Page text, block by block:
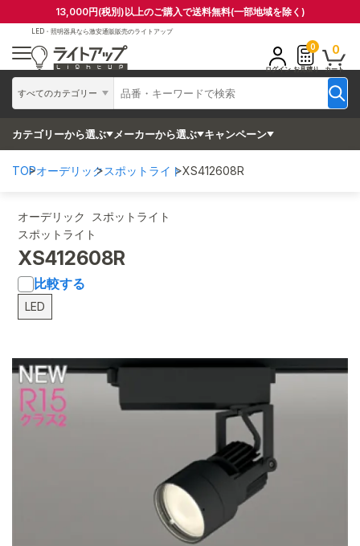
13,000円(税別)以上のご購入で送料無料(一部地域を除く)
LED・照明器具なら激安通販販売のライトアップ
すべてのカテゴリー
ログイン
0
お見積り
0
カート
カテゴリーから選ぶ メーカーから選ぶ キャンペーン
TOPオーデリックスポットライトXS412608R
オーデリック スポットライト
スポットライト
XS412608R
比較する
LED